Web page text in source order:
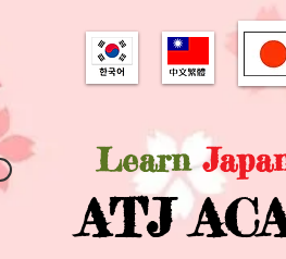
Learn
ATJ